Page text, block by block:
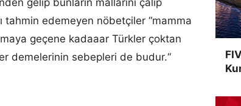
gelip bunların mallarını çalıp
tahmin edemeyen nöbetçiler “mamma
geçene kadaaar Türkler çoktan
demelerinin sebepleri de budur.“